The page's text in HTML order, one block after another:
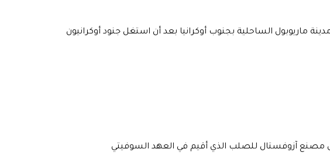
مصنع آزوفستال للصلب الذي أقيم في العهد السوفيتي